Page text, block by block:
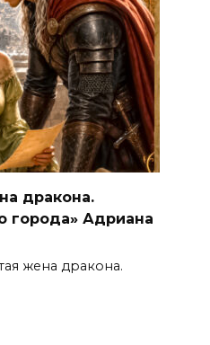
дракона.
города» Адриана
жена дракона.